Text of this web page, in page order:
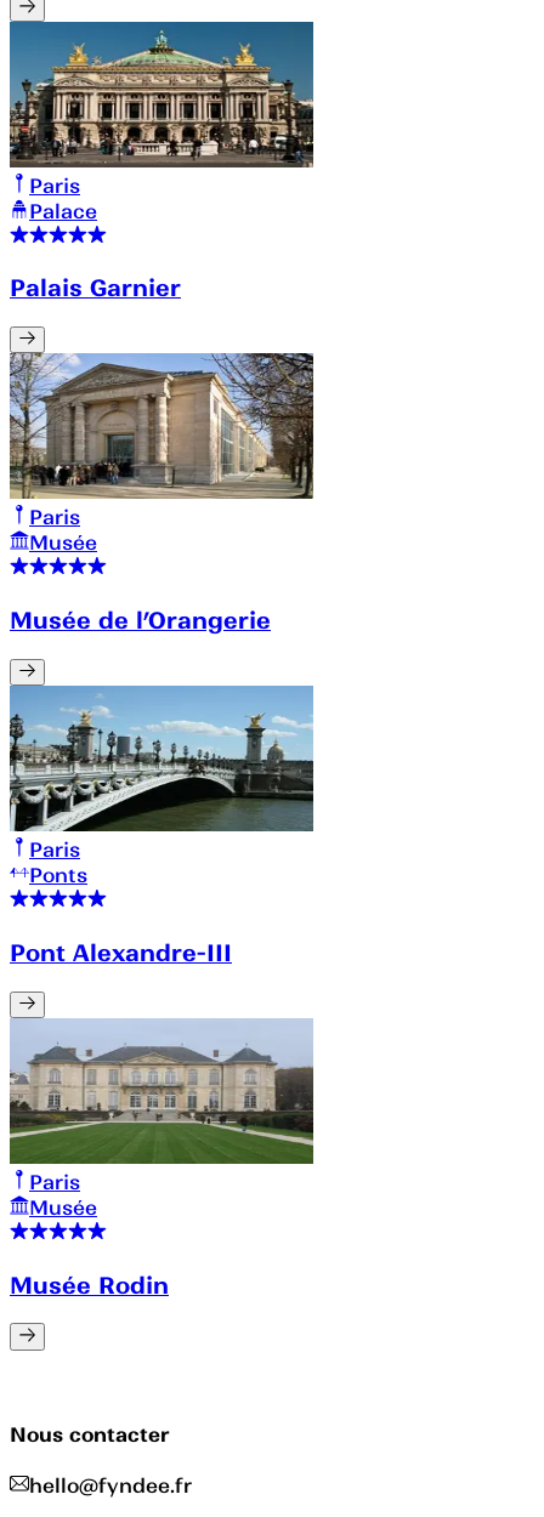
Paris
Palace
Palais Garnier
Paris
Musée
Musée de l’Orangerie
Paris
Ponts
Pont Alexandre-III
Paris
Musée
Musée Rodin
Nous contacter
hello@fyndee.fr